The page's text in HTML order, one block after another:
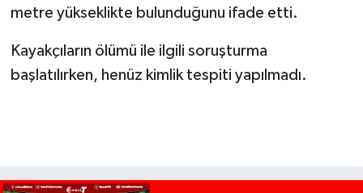
metre yükseklikte bulunduğunu ifade etti.
Kayakçıların ölümü ile ilgili soruşturma
başlatılırken, henüz kimlik tespiti yapılmadı.